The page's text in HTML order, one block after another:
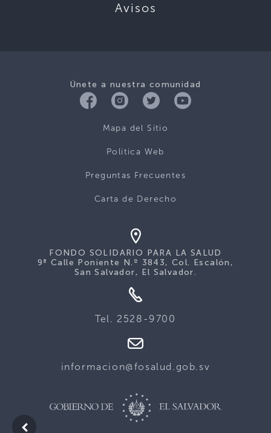
Avisos
Únete a nuestra comunidad
Mapa del Sitio
Politica Web
Preguntas Frecuentes
Carta de Derecho
FONDO SOLIDARIO PARA LA SALUD
9ª Calle Poniente N.º 3843, Col. Escalón,
San Salvador, El Salvador.
Tel. 2528-9700
informacion@fosalud.gob.sv